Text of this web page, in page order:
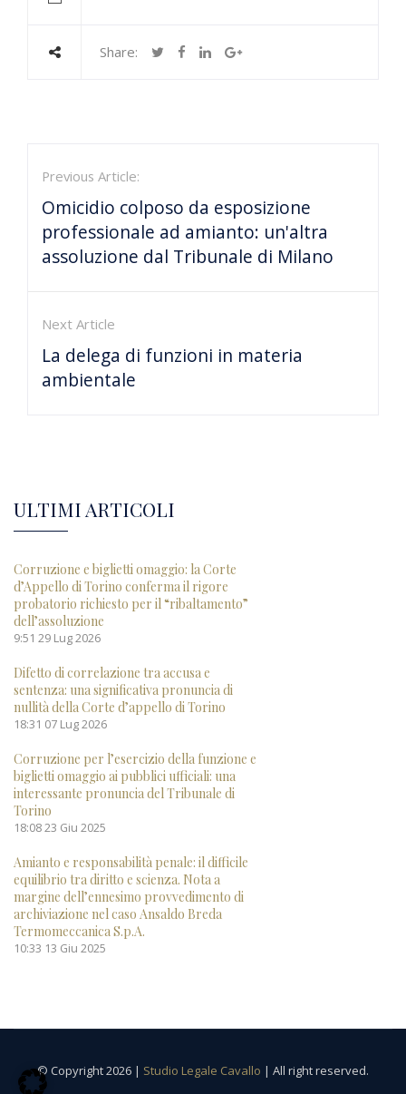
Share:
Previous Article:
Omicidio colposo da esposizione
professionale ad amianto: un'altra
assoluzione dal Tribunale di Milano
Next Article
La delega di funzioni in materia
ambientale
ULTIMI ARTICOLI
Corruzione e biglietti omaggio: la Corte
d’Appello di Torino conferma il rigore
probatorio richiesto per il “ribaltamento”
dell’assoluzione
9:51 29 Lug 2026
Difetto di correlazione tra accusa e
sentenza: una significativa pronuncia di
nullità della Corte d’appello di Torino
18:31 07 Lug 2026
Corruzione per l’esercizio della funzione e
biglietti omaggio ai pubblici ufficiali: una
interessante pronuncia del Tribunale di
Torino
18:0823 Giu 2025
Amianto e responsabilità penale: il difficile
equilibrio tra diritto e scienza. Nota a
margine dell’ennesimo provvedimento di
archiviazione nel caso Ansaldo Breda
Termomeccanica S.p.A.
10:33 13 Giu 2025
© Copyright 2026 | Studio Legale Cavallo | All right reserved.